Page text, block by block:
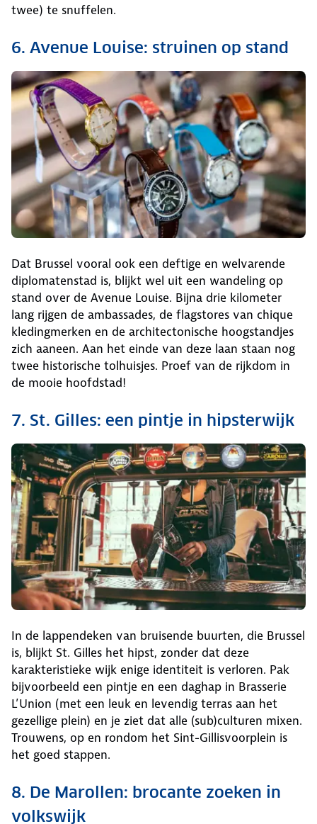
twee) te snuffelen.
6. Avenue Louise: struinen op stand
Dat Brussel vooral ook een deftige en welvarende
diplomatenstad is, blijkt wel uit een wandeling op
stand over de Avenue Louise. Bijna drie kilometer
lang rijgen de ambassades, de flagstores van chique
kledingmerken en de architectonische hoogstandjes
zich aaneen. Aan het einde van deze laan staan nog
twee historische tolhuisjes. Proef van de rijkdom in
de mooie hoofdstad!
7. St. Gilles: een pintje in hipsterwijk
In de lappendeken van bruisende buurten, die Brussel
is, blijkt St. Gilles het hipst, zonder dat deze
karakteristieke wijk enige identiteit is verloren. Pak
bijvoorbeeld een pintje en een daghap in Brasserie
L’Union (met een leuk en levendig terras aan het
gezellige plein) en je ziet dat alle (sub)culturen mixen.
Trouwens, op en rondom het Sint-Gillisvoorplein is
het goed stappen.
8. De Marollen: brocante zoeken in
volkswijk